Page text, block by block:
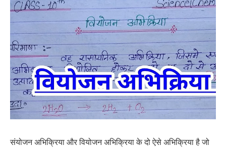
संयोजन अभिक्रिया और वियोजन अभिक्रिया के दो ऐसे अभिक्रिया है जो